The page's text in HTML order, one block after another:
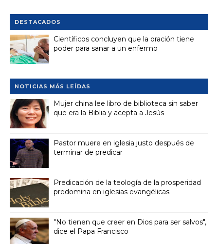
DESTACADOS
Científicos concluyen que la oración tiene
poder para sanar a un enfermo
NOTICIAS MÁS LEÍDAS
Mujer china lee libro de biblioteca sin saber
que era la Biblia y acepta a Jesús
Pastor muere en iglesia justo después de
terminar de predicar
Predicación de la teología de la prosperidad
predomina en iglesias evangélicas
"No tienen que creer en Dios para ser salvos",
dice el Papa Francisco